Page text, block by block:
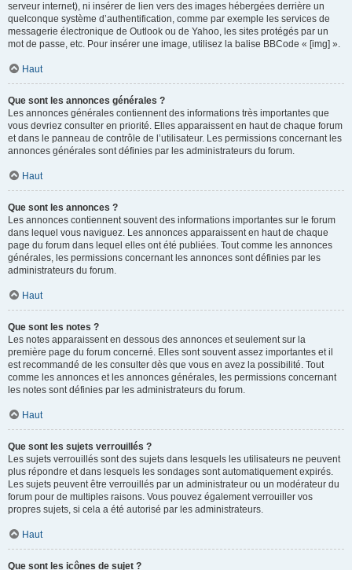
serveur internet), ni insérer de lien vers des images hébergées derrière un
quelconque système d’authentification, comme par exemple les services de
messagerie électronique de Outlook ou de Yahoo, les sites protégés par un
mot de passe, etc. Pour insérer une image, utilisez la balise BBCode « [img] ».
Haut
Que sont les annonces générales ?
Les annonces générales contiennent des informations très importantes que
vous devriez consulter en priorité. Elles apparaissent en haut de chaque forum
et dans le panneau de contrôle de l’utilisateur. Les permissions concernant les
annonces générales sont définies par les administrateurs du forum.
Haut
Que sont les annonces ?
Les annonces contiennent souvent des informations importantes sur le forum
dans lequel vous naviguez. Les annonces apparaissent en haut de chaque
page du forum dans lequel elles ont été publiées. Tout comme les annonces
générales, les permissions concernant les annonces sont définies par les
administrateurs du forum.
Haut
Que sont les notes ?
Les notes apparaissent en dessous des annonces et seulement sur la
première page du forum concerné. Elles sont souvent assez importantes et il
est recommandé de les consulter dès que vous en avez la possibilité. Tout
comme les annonces et les annonces générales, les permissions concernant
les notes sont définies par les administrateurs du forum.
Haut
Que sont les sujets verrouillés ?
Les sujets verrouillés sont des sujets dans lesquels les utilisateurs ne peuvent
plus répondre et dans lesquels les sondages sont automatiquement expirés.
Les sujets peuvent être verrouillés par un administrateur ou un modérateur du
forum pour de multiples raisons. Vous pouvez également verrouiller vos
propres sujets, si cela a été autorisé par les administrateurs.
Haut
Que sont les icônes de sujet ?